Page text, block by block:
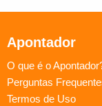
Apontador
O que é o
Perguntas
Termos de Uso